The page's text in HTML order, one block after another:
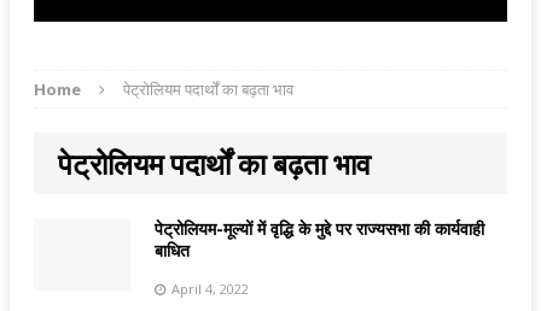
Home पेट्रोलियम पदार्थों का बढ़ता भाव
पेट्रोलियम पदार्थों का बढ़ता भाव
पेट्रोलियम-मूल्यों में वृद्धि के मुद्दे पर राज्यसभा की कार्यवाही
बाधित
April 4, 2022